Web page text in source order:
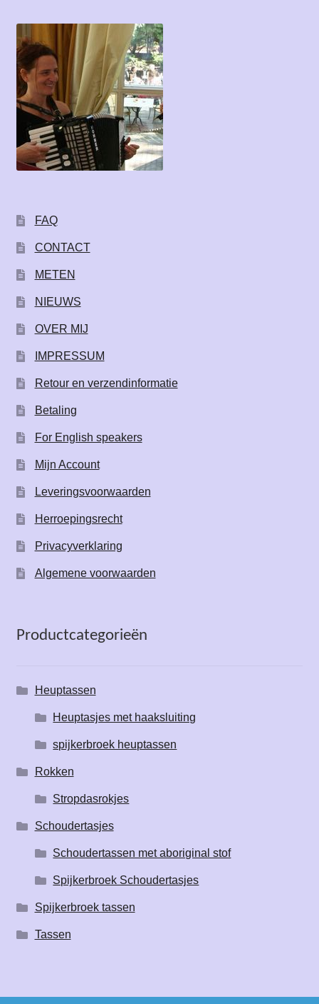
FAQ
CONTACT
METEN
NIEUWS
OVER MIJ
IMPRESSUM
Retour en verzendinformatie
Betaling
For English speakers
Mijn Account
Leveringsvoorwaarden
Herroepingsrecht
Privacyverklaring
Algemene voorwaarden
Productcategorieën
Heuptassen
Heuptasjes met haaksluiting
spijkerbroek heuptassen
Rokken
Stropdasrokjes
Schoudertasjes
Schoudertassen met aboriginal stof
Spijkerbroek Schoudertasjes
Spijkerbroek tassen
Tassen